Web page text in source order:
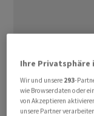
In Japan ging es
Leitindex Nikkei
Punkte. Damit
Ihre Privatsphäre
Wir und unsere 293-
wie Browserdaten oder
von Akzeptieren
unsere Partner